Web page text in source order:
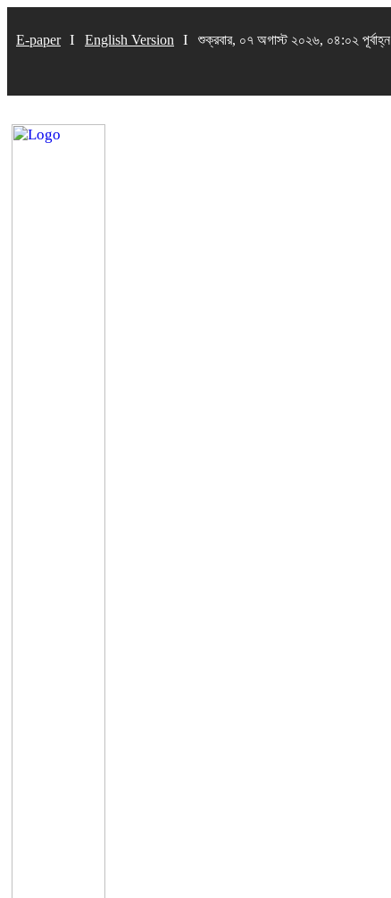
E-paper English Version শুক্রবার, ০৭ অগাস্ট ২০২৬, ০৪:০২ পূর্বাহ্ন